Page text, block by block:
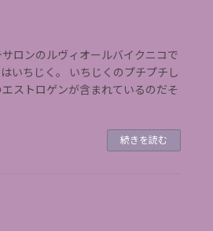
ロンのルヴィオールバイクニコで
いちじく。 いちじくのプチプチし
ストロゲンが含まれているのだそ
続きを読む